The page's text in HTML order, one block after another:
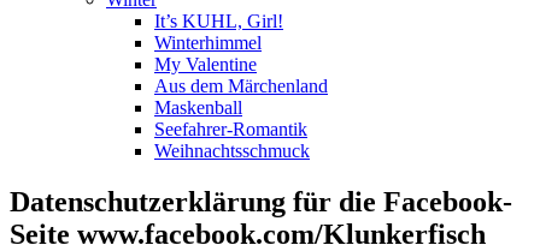
It’s KUHL, Girl!
Winterhimmel
My Valentine
Aus dem Märchenland
Maskenball
Seefahrer-Romantik
Weihnachtsschmuck
Datenschutzerklärung für die Facebook-
Seite www.facebook.com/Klunkerfisch